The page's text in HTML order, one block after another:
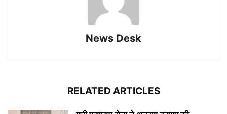
News Desk
RELATED ARTICLES